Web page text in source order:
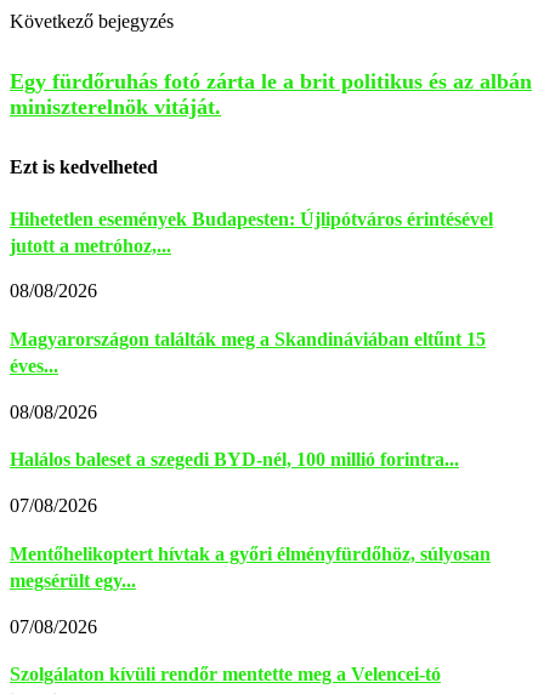
Következő bejegyzés
Egy fürdőruhás fotó zárta le a brit politikus és az albán
miniszterelnök vitáját.
Ezt is kedvelheted
Hihetetlen események Budapesten: Újlipótváros érintésével
jutott a metróhoz,...
08/08/2026
Magyarországon találták meg a Skandináviában eltűnt 15
éves...
08/08/2026
Halálos baleset a szegedi BYD-nél, 100 millió forintra...
07/08/2026
Mentőhelikoptert hívtak a győri élményfürdőhöz, súlyosan
megsérült egy...
07/08/2026
Szolgálaton kívüli rendőr mentette meg a Velencei-tó